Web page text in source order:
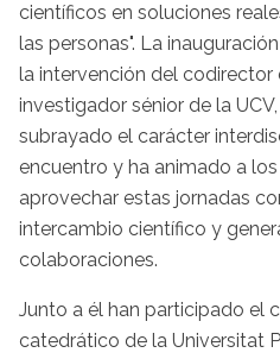
científicos en soluciones
las personas". La
la intervención del codirector
investigador sénior de la UCV,
subrayado el carácter
encuentro y ha animado a
aprovechar estas jornadas
intercambio científico y
colaboraciones.
Junto a él han participado el
catedrático de la Universitat